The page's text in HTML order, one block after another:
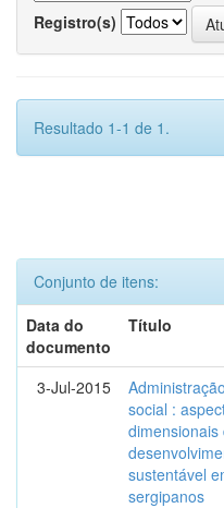
Registro(s)
Resultado 1-1 de 1.
Conjunto de itens:
Data do
documento
Título
3-Jul-2015
social :
dimensionais
sustentável
sergipanos